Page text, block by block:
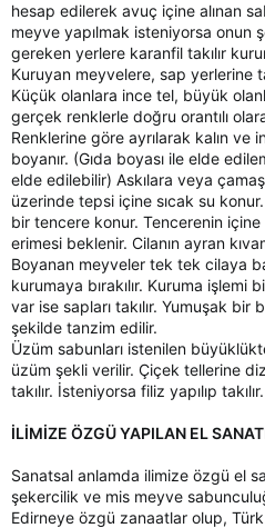
hesap edilerek avuç içine alınan
meyve yapılmak isteniyorsa onun
gereken yerlere karanfil takılır
Kuruyan meyvelere, sap yerlerine
Küçük olanlara ince tel, büyük
gerçek renklerle doğru orantılı
Renklerine göre ayrılarak kalın ve
boyanır. (Gıda boyası ile elde
elde edilebilir) Askılara veya
üzerinde tepsi içine sıcak su
bir tencere konur. Tencerenin içine
erimesi beklenir. Cilanın ayran
Boyanan meyveler tek tek cilaya
kurumaya bırakılır. Kuruma işlemi
var ise sapları takılır. Yumuşak bir
şekilde tanzim edilir.
Üzüm sabunları istenilen
üzüm şekli verilir. Çiçek tellerine
takılır. İsteniyorsa filiz yapılıp
İLİMİZE ÖZGÜ YAPILAN EL
Sanatsal anlamda ilimize özgü el
şekercilik ve mis meyve
Edirneye özgü zanaatlar olup, Türk